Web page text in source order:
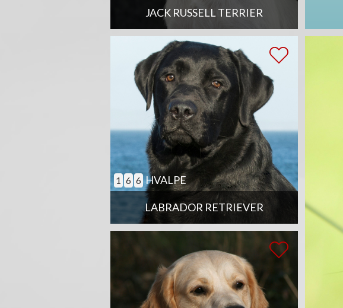
JACK RUSSELL TERRIER
LABRADOR RETRIEVER
1 6 6 HVALPE